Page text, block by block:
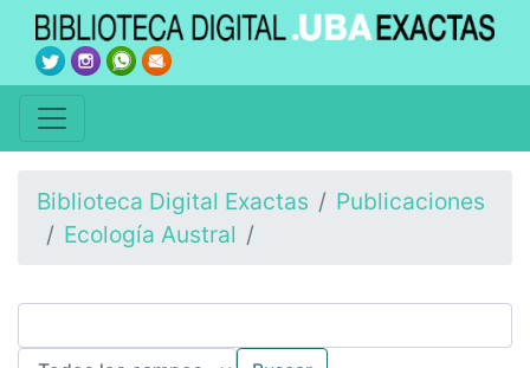
Biblioteca Digital Exactas
Publicaciones
Ecología Austral